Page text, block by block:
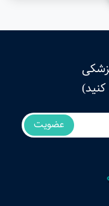
کنید)
عضویت